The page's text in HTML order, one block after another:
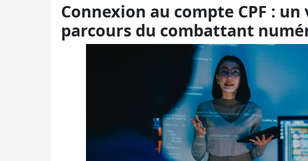
Connexion au compte CPF :
parcours du combattant